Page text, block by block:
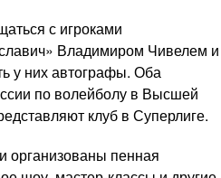
с игроками
Владимиром Чивелем и
у них автографы. Оба
по волейболу в Высшей
клуб в Суперлиге.
организованы пенная